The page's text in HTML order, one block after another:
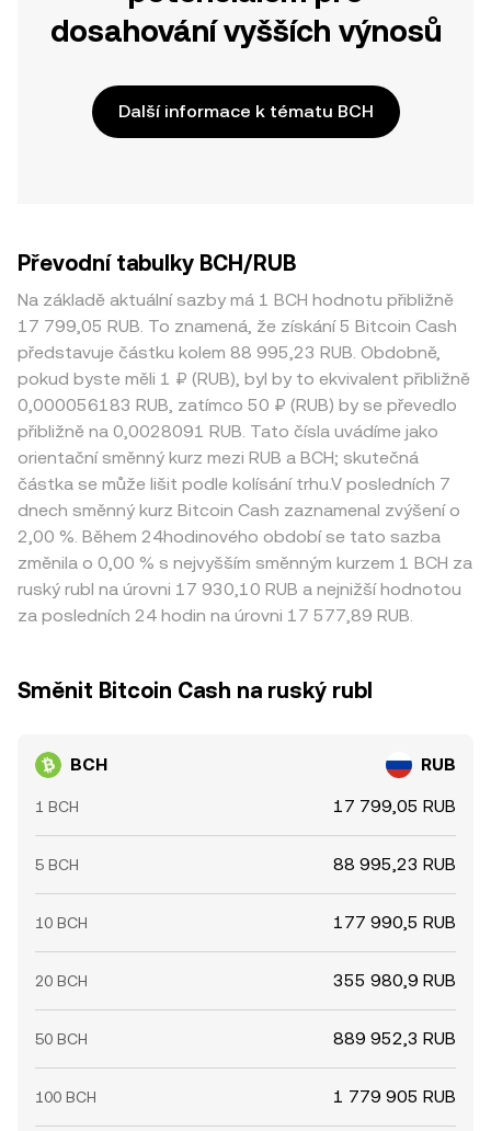
dosahování vyšších výnosů
Další informace k tématu BCH
Převodní tabulky BCH/RUB
Na základě aktuální sazby má 1 BCH hodnotu přibližně
17 799,05 RUB. To znamená, že získání 5 Bitcoin Cash
představuje částku kolem 88 995,23 RUB. Obdobně,
pokud byste měli 1 ₽ (RUB), byl by to ekvivalent přibližně
0,000056183 RUB, zatímco 50 ₽ (RUB) by se převedlo
přibližně na 0,0028091 RUB. Tato čísla uvádíme jako
orientační směnný kurz mezi RUB a BCH; skutečná
částka se může lišit podle kolísání trhu.V posledních 7
dnech směnný kurz Bitcoin Cash zaznamenal zvýšení o
2,00 %. Během 24hodinového období se tato sazba
změnila o 0,00 % s nejvyšším směnným kurzem 1 BCH za
ruský rubl na úrovni 17 930,10 RUB a nejnižší hodnotou
za posledních 24 hodin na úrovni 17 577,89 RUB.
Směnit Bitcoin Cash na ruský rubl
BCH RUB
1 BCH 17 799,05 RUB
5 BCH 88 995,23 RUB
10 BCH 177 990,5 RUB
20 BCH 355 980,9 RUB
50 BCH 889 952,3 RUB
100 BCH 1 779 905 RUB